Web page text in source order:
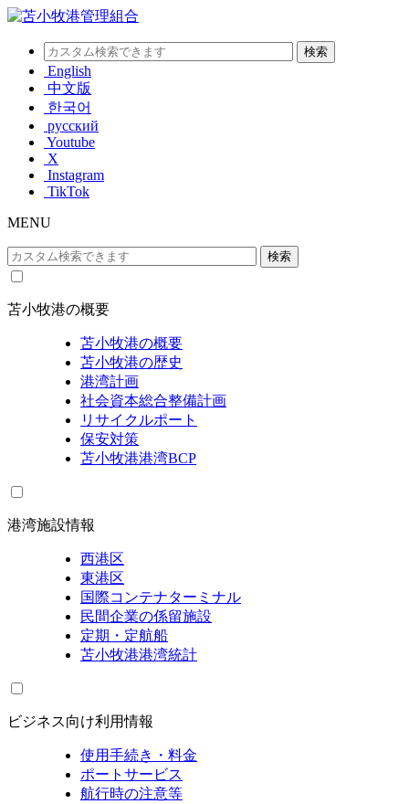
English
中文版
한국어
русский
Youtube
X
Instagram
TikTok
MENU
苫小牧港の概要
苫小牧港の概要
苫小牧港の歴史
港湾計画
社会資本総合整備計画
リサイクルポート
保安対策
苫小牧港港湾BCP
港湾施設情報
西港区
東港区
国際コンテナターミナル
民間企業の係留施設
定期・定航船
苫小牧港港湾統計
ビジネス向け利用情報
使用手続き・料金
ポートサービス
航行時の注意等